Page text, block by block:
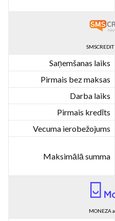
Saņemšanas laiks
Pirmais bez maksas
Darba laiks
Pirmais kredīts
Vecuma ierobežojums
Maksimālā summa
MONEZA